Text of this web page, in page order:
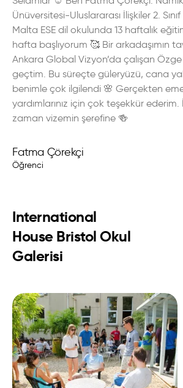
Ünüversitesi-Uluslararası İlişkiler 2.
Malta ESE dil okulunda 13 haftalık
hafta başlıyorum 🥰 Bir arkadaşımın
Ankara Global Vizyon’da çalışan Özge
geçtim. Bu süreçte güleryüzü, cana
benimle çok ilgilendi 🌸 Gerçekten
yardımlarınız için çok teşekkür ederim.
zaman vizemin şerefine 🍻
Fatma Çörekçi
Öğrenci
International
House Bristol Okul
Galerisi